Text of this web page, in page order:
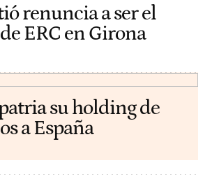
renuncia a ser el
ERC en Girona
su holding de
a España